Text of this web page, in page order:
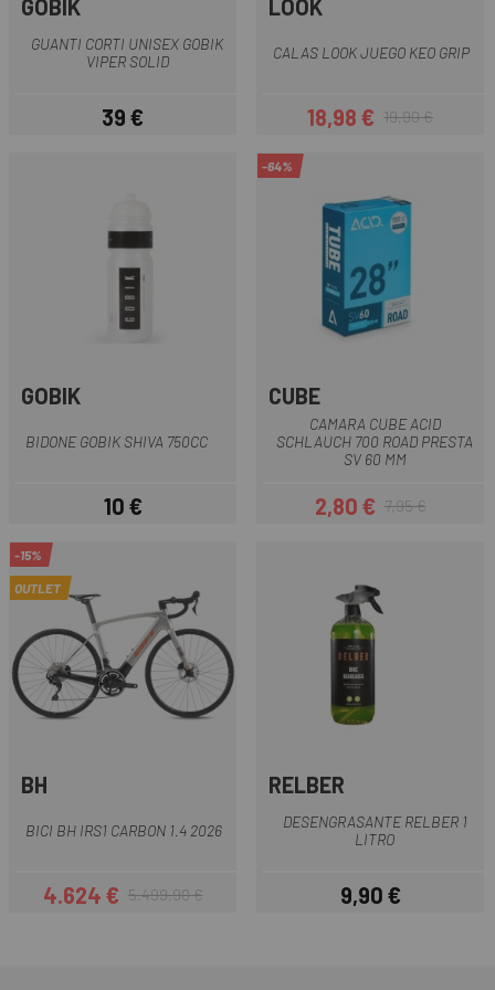
GOBIK
GUANTI CORTI UNISEX GOBIK
VIPER SOLID
Prezzo
39 €
LOOK
CALAS LOOK JUEGO KEO GRIP
Prezzo
18,98 €Prezzo base
19,90 €
GOBIK
BIDONE GOBIK SHIVA 750CC
Prezzo
10 €
-64%
CUBE
CAMARA CUBE ACID
SCHLAUCH 700 ROAD PRESTA
SV 60 MM
Prezzo
2,80 €Prezzo base
7,95 €
-15%
OUTLET
BH
BICI BH IRS1 CARBON 1.4 2026
Prezzo
4.624 € Prezzo base
5.499,90 €
RELBER
DESENGRASANTE RELBER 1
LITRO
Prezzo
9,90 €